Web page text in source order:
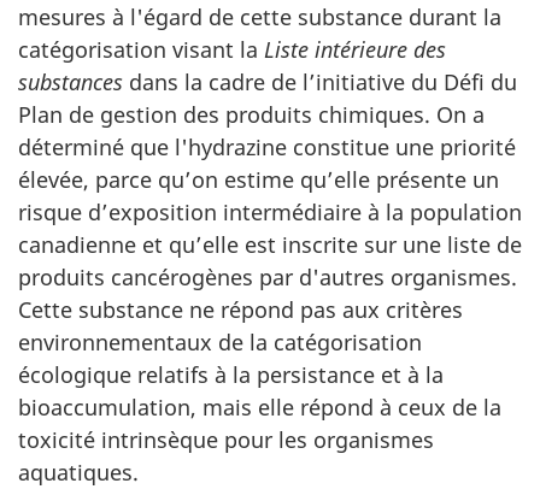
mesures à l'égard de cette substance durant la
catégorisation visant la Liste intérieure des
substances dans la cadre de l’initiative du Défi du
Plan de gestion des produits chimiques. On a
déterminé que l'hydrazine constitue une priorité
élevée, parce qu’on estime qu’elle présente un
risque d’exposition intermédiaire à la population
canadienne et qu’elle est inscrite sur une liste de
produits cancérogènes par d'autres organismes.
Cette substance ne répond pas aux critères
environnementaux de la catégorisation
écologique relatifs à la persistance et à la
bioaccumulation, mais elle répond à ceux de la
toxicité intrinsèque pour les organismes
aquatiques.